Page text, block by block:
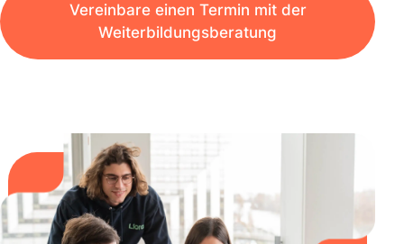
Vereinbare einen Termin mit der
Weiterbildungsberatung